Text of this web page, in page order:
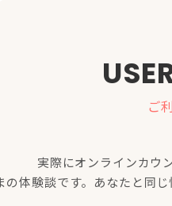
ご
実際にオンラインカウ
の体験談です。あなたと同